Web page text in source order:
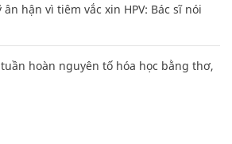
hận vì tiêm vắc xin HPV: Bác sĩ nói
hoàn nguyên tố hóa học bằng thơ,